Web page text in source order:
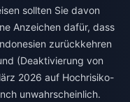
sollten Sie davon
Anzeichen dafür, dass
zurückkehren
(Deaktivierung von
2026 auf Hochrisiko-
unwahrscheinlich.